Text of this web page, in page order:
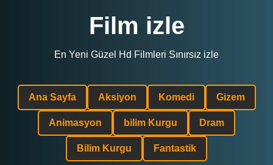
Film izle
En Yeni Güzel Hd Filmleri Sınırsız izle
Ana Sayfa Aksiyon Komedi Gizem
Animasyon bilim Kurgu Dram
Bilim Kurgu Fantastik